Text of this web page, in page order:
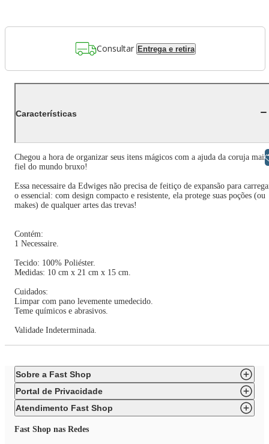
Consultar Entrega e retira
Características
Chegou a hora de organizar seus itens mágicos com a ajuda da coruja mais
fiel do mundo bruxo!
Essa necessaire da Edwiges não precisa de feitiço de expansão para
o essencial: com design compacto e resistente, ela protege suas poções (ou
makes) de qualquer artes das trevas!
Contém:
1 Necessaire.
Tecido: 100% Poliéster.
Medidas: 10 cm x 21 cm x 15 cm.
Cuidados:
Limpar com pano levemente umedecido.
Teme químicos e abrasivos.
Validade Indeterminada.
Sobre a Fast Shop
Portal de Privacidade
Atendimento Fast Shop
Fast Shop nas Redes
Libras